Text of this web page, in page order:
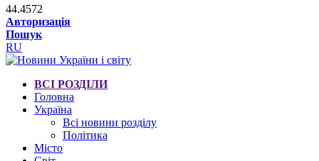
44.4572
Авторизація
Пошук
RU
ВСІ РОЗДІЛИ
Головна
Україна
Всі новини розділу
Політика
Місто